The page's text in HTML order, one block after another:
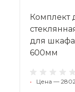
Комплект
для
600мм
• Цена —